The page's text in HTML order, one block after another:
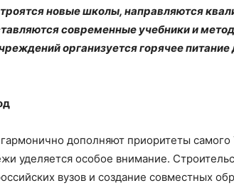
новые школы, направляются
современные учебники и
организуется горячее
дополняют приоритеты самого
уделяется особое внимание.
вузов и создание совместных